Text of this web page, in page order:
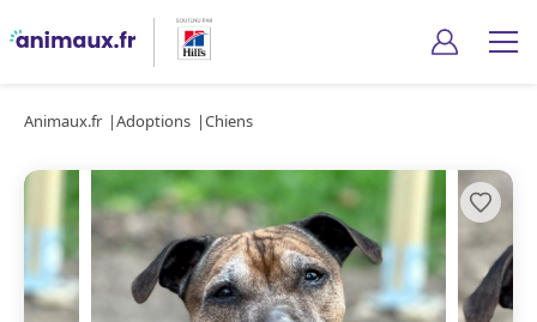
Animaux.fr Adoptions Chiens